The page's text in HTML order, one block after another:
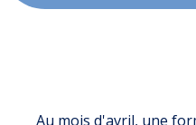
Au mois d'avril, une